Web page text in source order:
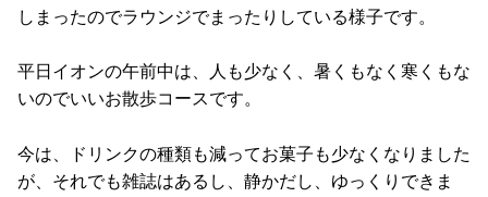
しまったのでラウンジでまったりしている様子です。
平日イオンの午前中は、人も少なく、暑くもなく寒くもな
いのでいいお散歩コースです。
今は、ドリンクの種類も減ってお菓子も少なくなりました
が、それでも雑誌はあるし、静かだし、ゆっくりできま